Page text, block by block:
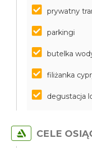
prywatny
parkingi
butelka
filiżanka
degustacja
CELE